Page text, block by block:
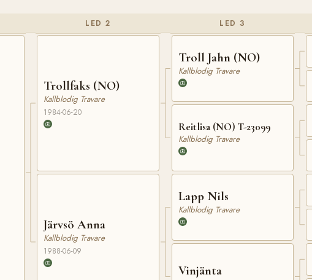
LED 2
Trollfaks (NO)
Kallblodig Travare
1984-06-20
Järvsö Anna
Kallblodig Travare
1988-06-09
LED 3
Troll Jahn (NO)
Kallblodig Travare
Reitlisa (NO) T-23099
Kallblodig Travare
Lapp Nils
Kallblodig Travare
Vinjänta